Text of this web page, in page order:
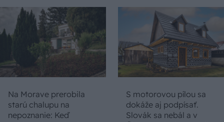
Na Morave prerobila
starú chalupu na
nepoznanie: Keď
S motorovou pílou sa
dokáže aj podpísať.
Slovák sa nebál a v